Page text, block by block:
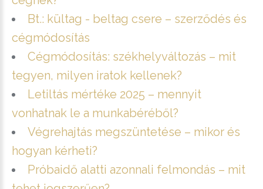
Bt.: kültag - beltag csere – szerződés és
cégmódosítás
Cégmódosítás: székhelyváltozás – mit
tegyen, milyen iratok kellenek?
Letiltás mértéke 2025 – mennyit
vonhatnak le a munkabéréből?
Végrehajtás megszüntetése – mikor és
hogyan kérheti?
Próbaidő alatti azonnali felmondás – mit